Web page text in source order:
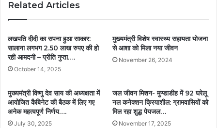
Related Articles
लखपति दीदी का सपना हुआ साकार:
सालाना लगभग 2.50 लाख रुपए की हो
रही आमदनी – प्रीति गुप्ता….
October 14, 2025
मुख्यमंत्री विशेष स्वास्थ्य सहायता योजना
से आशा को मिला नया जीवन
November 26, 2024
मुख्यमंत्री विष्णु देव साय की अध्यक्षता में
आयोजित कैबिनेट की बैठक में लिए गए
अनेक महत्वपूर्ण निर्णय….
July 30, 2025
जल जीवन मिशन- मुण्डाडीह में 92 घरेलू
नल कनेक्शन क्रियाशील: ग्रामवासियों को
मिल रहा शुद्ध पेयजल…
November 17, 2025